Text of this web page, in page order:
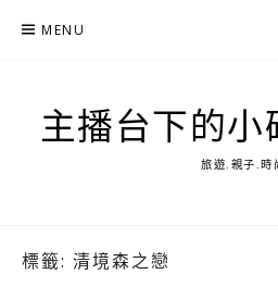
MENU
主播台下的
旅遊.親子.時
標籤: 清境森之戀